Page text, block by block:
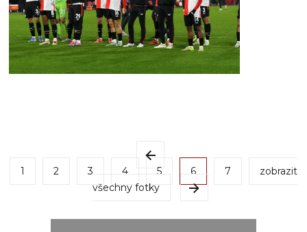
1 2 3 4 5 6 7
zobrazit
všechny fotky